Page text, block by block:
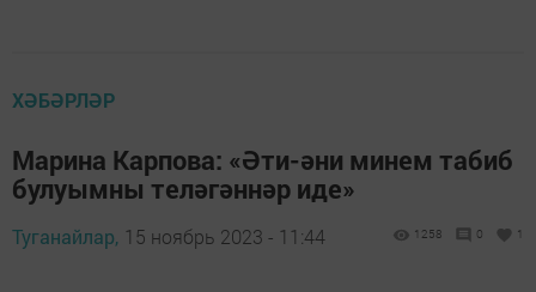
ХӘБӘРЛӘР
Марина Карпова: «Әти-әни минем табиб
булуымны теләгәннәр иде»
Туганайлар, 15 ноябрь 2023 - 11:44 1258 0 1